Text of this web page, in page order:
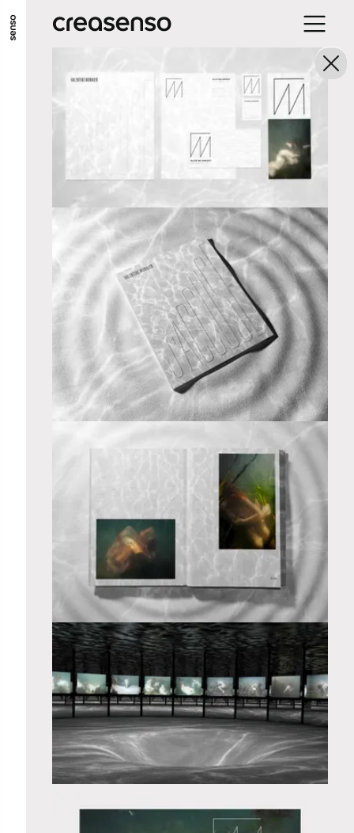
GO TO MAIN CONTENT GO TO MAIN MENU